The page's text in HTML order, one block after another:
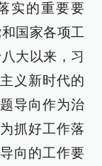
实的重要要
国家各项工
大以来，习
义新时代的
导向作为治
抓好工作落
向的工作要